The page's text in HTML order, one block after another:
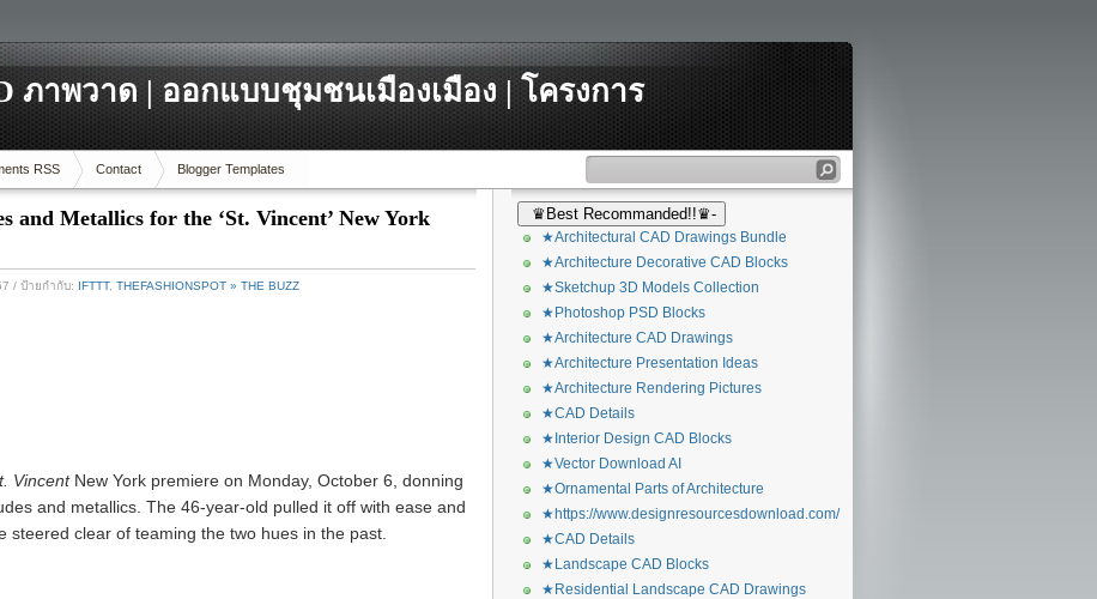
ภาพวาด | ออกแบบชุมชนเมืองเมือง | โครงการ
RSS Contact Blogger Templates
and Metallics for the ‘St. Vincent’ New York
/ ป้ายกำกับ: IFTTT, THEFASHIONSPOT » THE BUZZ
VincentNew York premiere on Monday, October 6, donning
and metallics. The 46-year-old pulled it off with ease and
steered clear of teaming the two hues in the past.
♛Best Recommanded!!♛-
★Architectural CAD Drawings Bundle
★Architecture Decorative CAD Blocks
★Sketchup 3D Models Collection
★Photoshop PSD Blocks
★Architecture CAD Drawings
★Architecture Presentation Ideas
★Architecture Rendering Pictures
★CAD Details
★Interior Design CAD Blocks
★Vector Download AI
★Ornamental Parts of Architecture
★https://www.designresourcesdownload.com/
★CAD Details
★Landscape CAD Blocks
★Residential Landscape CAD Drawings